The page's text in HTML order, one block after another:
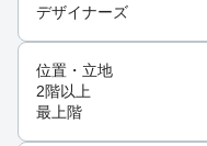
デザイナーズ
位置・立地
2階以上
最上階